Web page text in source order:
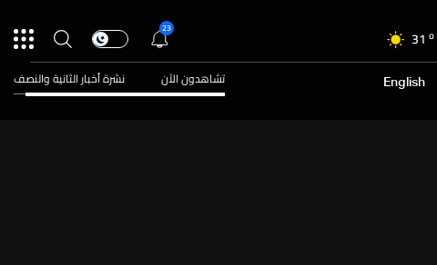
31 o
29o
29
23
English تشاهدون الآن نشرة أخبار الثانية والنصف